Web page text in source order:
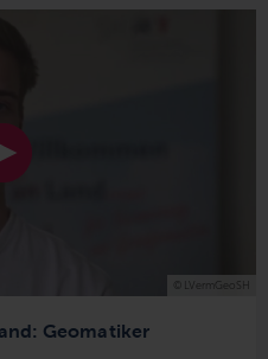
Geomatiker
© LVermGeoSH